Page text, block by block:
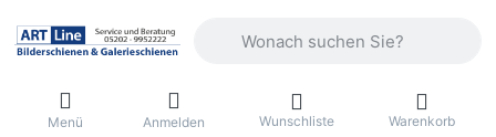
Menü Anmelden Wunschliste Warenkorb